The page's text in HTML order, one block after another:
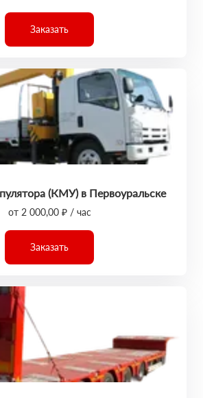
Заказать
(КМУ) в Первоуральске
от 2 000,00 ₽ / час
Заказать